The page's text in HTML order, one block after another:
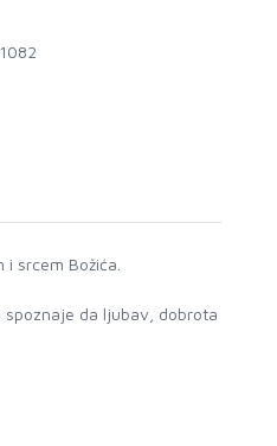
srcem Božića.
spoznaje da ljubav, dobrota